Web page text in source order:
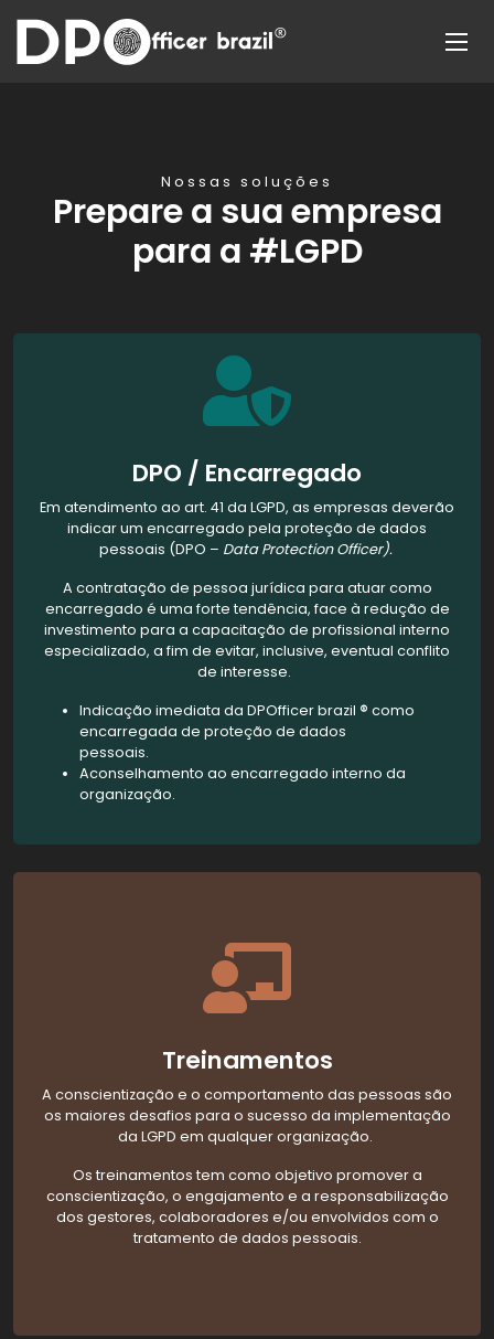
Nossas soluções
Prepare a sua empresa
para a #LGPD
DPO / Encarregado
Em atendimento ao art. 41 da LGPD, as empresas deverão
indicar um encarregado pela proteção de dados
pessoais (DPO – Data Protection Officer).
A contratação de pessoa jurídica para atuar como
encarregado é uma forte tendência, face à redução de
investimento para a capacitação de profissional interno
especializado, a fim de evitar, inclusive, eventual conflito
de interesse.
Indicação imediata da DPOfficer brazil ® como
encarregada de proteção de dados
pessoais.
Aconselhamento ao encarregado interno da
organização.
Treinamentos
A conscientização e o comportamento das pessoas são
os maiores desafios para o sucesso da implementação
da LGPD em qualquer organização.
Os treinamentos tem como objetivo promover a
conscientização, o engajamento e a responsabilização
dos gestores, colaboradores e/ou envolvidos com o
tratamento de dados pessoais.